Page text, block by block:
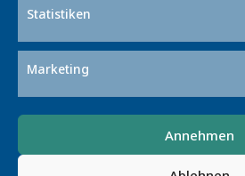
Statistiken
Marketing
Annehmen
Unternehmen sowie den